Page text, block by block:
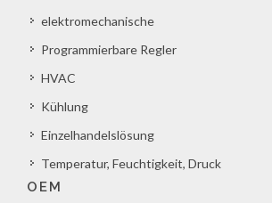
elektromechanische
Programmierbare Regler
HVAC
Kühlung
Einzelhandelslösung
Temperatur, Feuchtigkeit, Druck
OEM